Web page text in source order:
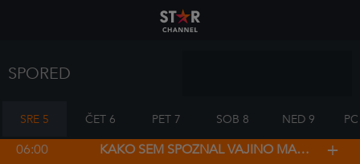
SPORED
SRE 5 ČET 6 PET 7 SOB 8 NED 9
Sreda
06:00 KAKO SEM SPOZNAL VAJINO MAMO +